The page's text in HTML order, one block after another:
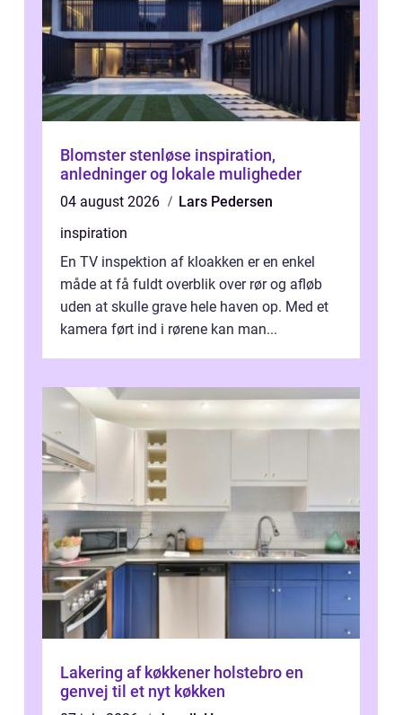
Blomster stenløse inspiration,
anledninger og lokale muligheder
04 august 2026
Lars Pedersen
inspiration
En TV inspektion af kloakken er en enkel
måde at få fuldt overblik over rør og afløb
uden at skulle grave hele haven op. Med et
kamera ført ind i rørene kan man...
Lakering af køkkener holstebro en
genvej til et nyt køkken